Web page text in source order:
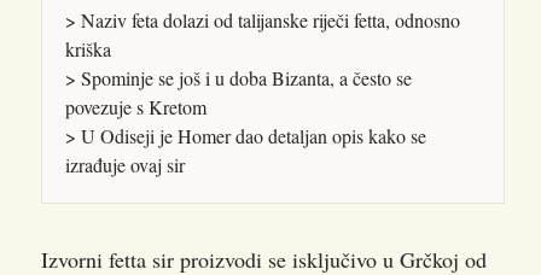
> Naziv feta dolazi od talijanske riječi fetta, odnosno
kriška
> Spominje se još i u doba Bizanta, a često se
povezuje s Kretom
> U Odiseji je Homer dao detaljan opis kako se
izrađuje ovaj sir
Izvorni fetta sir proizvodi se isključivo u Grčkoj od